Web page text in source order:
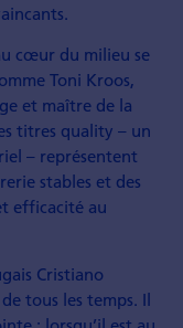
cœur du milieu se
Toni Kroos,
et maître de la
titres quality – un
– représentent
stables et des
efficacité au
Cristiano
tous les temps. Il